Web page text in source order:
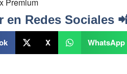
en Redes Sociales
X WhatsApp